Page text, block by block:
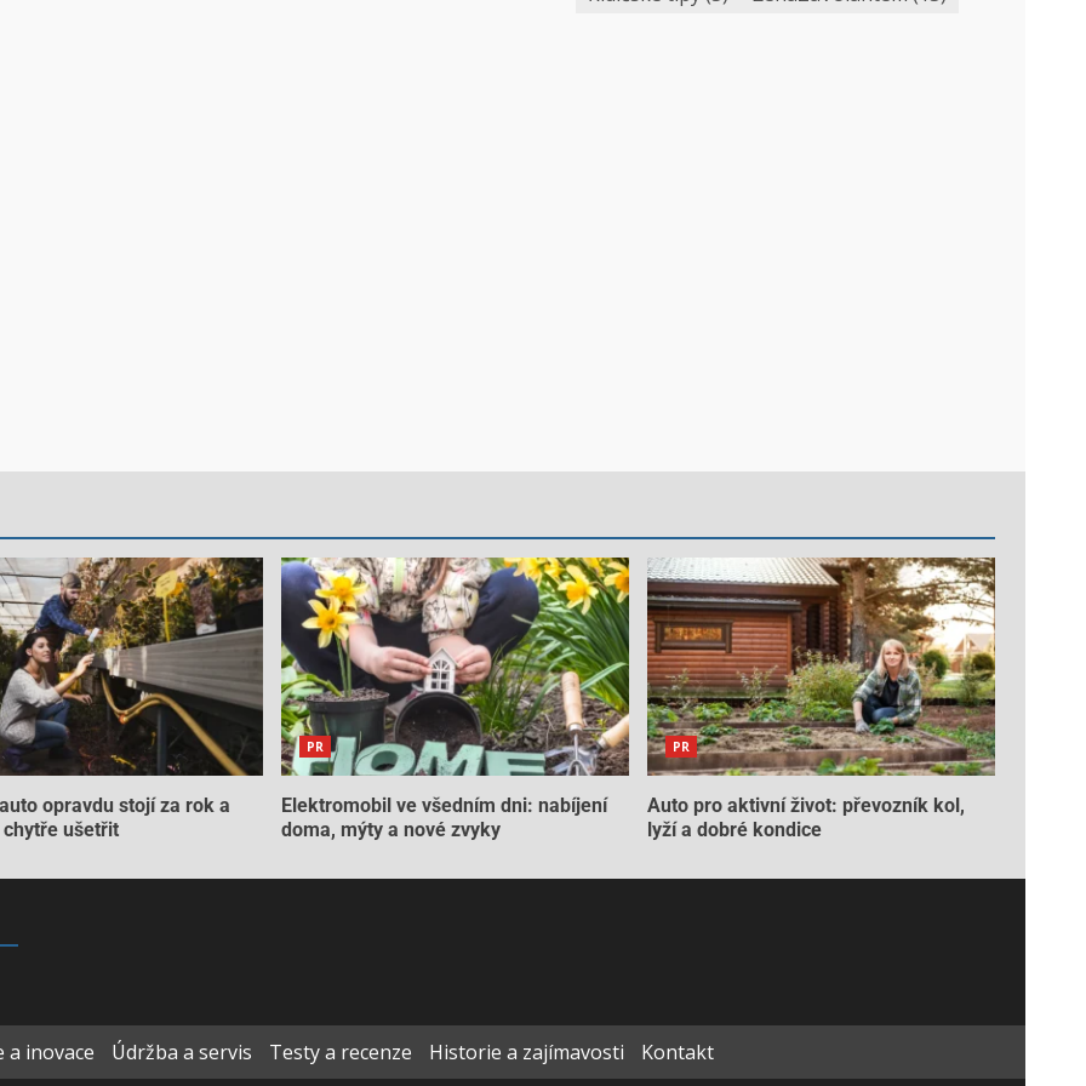
opravdu stojí za rok a
chytře ušetřit
PR
Elektromobil ve všedním dni: nabíjení
doma, mýty a nové zvyky
PR
Auto pro aktivní život: převozník kol,
lyží a dobré kondice
a inovace Údržba a servis Testy a recenze Historie a zajímavosti Kontakt